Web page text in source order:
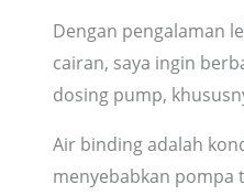
Dengan pengalaman
cairan, saya ingin
dosing pump,
Air binding adalah
menyebabkan pompa